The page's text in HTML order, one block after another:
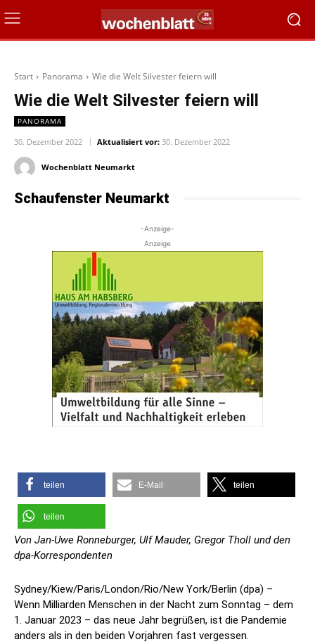
Start Panorama Wie die Welt Silvester feiern will
Wie die Welt Silvester feiern will
PANORAMA
30. Dezember 2022 Aktualisiert vor: 30. Dezember 2022
Wochenblatt Neumarkt
Schaufenster Neumarkt
-Anzeige-
Anzeige
teilen E-Mail teilen
teilen
Von Jan-Uwe Ronneburger, Ulf Mauder, Gregor Tholl und den
dpa-Korrespondenten
Sydney/Kiew/Paris/London/Rio/New York/Berlin (dpa) –
Wenn Milliarden Menschen in der Nacht zum Sonntag – dem
1. Januar 2023 – das neue Jahr begrüßen, ist die Pandemie
anders als in den beiden Vorjahren fast vergessen.